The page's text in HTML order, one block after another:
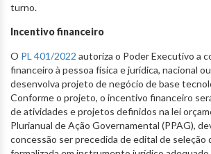
turno.
Incentivo financeiro
O PL 401/2022 autoriza o Poder Executivo a
financeiro à pessoa física e jurídica, nacional
desenvolva projeto de negócio de base
Conforme o projeto, o incentivo financeiro
de atividades e projetos definidos na lei
Plurianual de Ação Governamental (PPAG),
concessão ser precedida de edital de seleção